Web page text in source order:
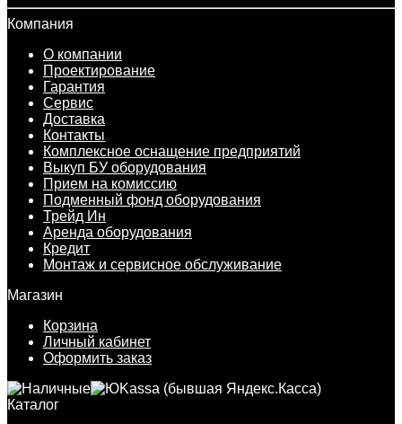
Компания
О компании
Проектирование
Гарантия
Сервис
Доставка
Контакты
Комплексное оснащение предприятий
Выкуп БУ оборудования
Прием на комиссию
Подменный фонд оборудования
Трейд Ин
Аренда оборудования
Кредит
Монтаж и сервисное обслуживание
Магазин
Корзина
Личный кабинет
Оформить заказ
Каталог